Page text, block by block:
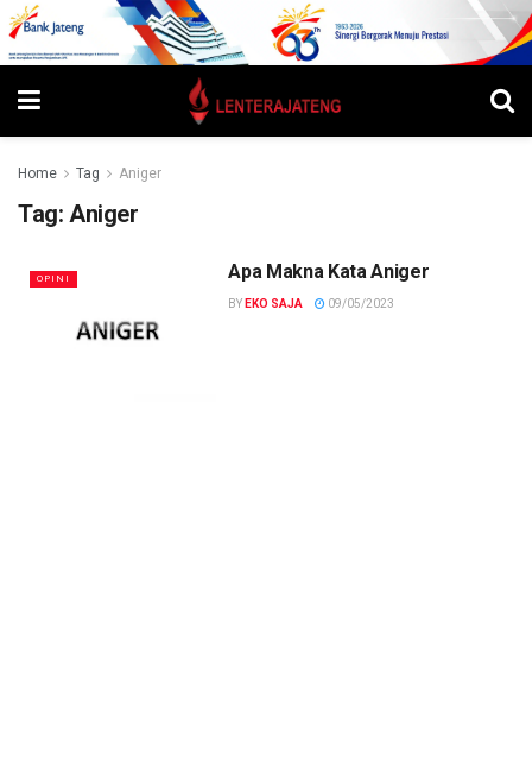
Home Tag Aniger
Tag: Aniger
OPINI Apa Makna Kata Aniger
BY EKO SAJA 09/05/2023